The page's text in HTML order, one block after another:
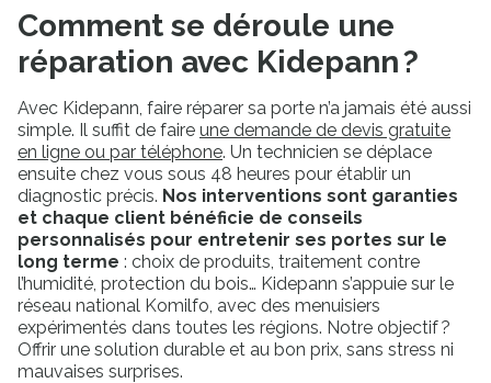
d’intervention
Pour vous proposer les professionnels les plus
proches de chez vous
Votre code postal
Valider ma localisation
Comment se déroule une
réparation avec Kidepann ?
Avec Kidepann, faire réparer sa porte n’a jamais été aussi
simple. Il suffit de faire une demande de devis gratuite
en ligne ou par téléphone. Un technicien se déplace
ensuite chez vous sous 48 heures pour établir un
diagnostic précis. Nos interventions sont garanties
et chaque client bénéficie de conseils
personnalisés pour entretenir ses portes sur le
long terme : choix de produits, traitement contre
l’humidité, protection du bois… Kidepann s’appuie sur le
réseau national Komilfo, avec des menuisiers
expérimentés dans toutes les régions. Notre objectif ?
Offrir une solution durable et au bon prix, sans stress ni
mauvaises surprises.